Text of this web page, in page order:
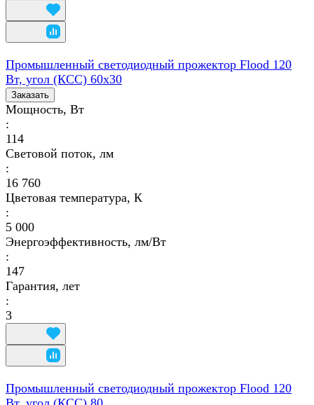
Промышленный светодиодный прожектор Flood 120
Вт, угол (КСС) 60х30
Заказать
Мощность, Вт
:
114
Световой поток, лм
:
16 760
Цветовая температура, К
:
5 000
Энергоэффективность, лм/Вт
:
147
Гарантия, лет
:
3
Промышленный светодиодный прожектор Flood 120